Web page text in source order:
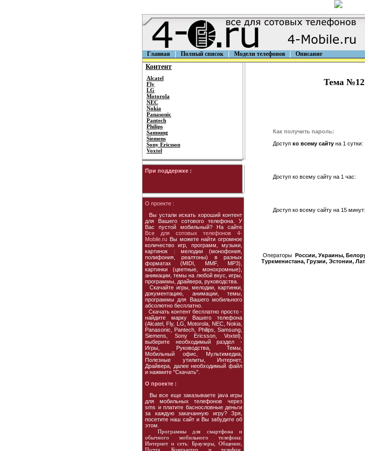
Главная Полный список Модели телефонов Описание
Контент
Alcatel
Fly
LG
Motorola
NEC
Nokia
Panasonic
Pantech
Philips
Samsung
Siemens
Sony Ericsson
Voxtel
При поддержке :
О проекте :
Вы устали искать хороший контент
для Вашего сотового телефона. У
Вас пустой мобильный? На сайте
Все для сотовых телефонов 4-
Mobile.ru Вы можете найти огромное
количество игр, программ, музыки,
картинок : мелодии (монофония,
полифония, реалтоны) в разных
форматах (MIDI, MMF, MP3),
картинки (цветные, монохромные),
анимации, темы на любой вкус, игры,
программы, драйвера, руководства.
Скачайте игры, мелодии, картинки,
документацию, анимации, темы,
программы для Вашего мобильного
абсолютно бесплатно.
Скачать контент бесплатно просто -
найдите марку Вашего телефона
(Alcatel, Fly, LG, Motorola, NEC, Nokia,
Panasonic, Pantech, Philips, Samsung,
Siemens, Sony Ericsson, Voxtel),
выберите необходимый раздел -
Игры, Руководства, Темы,
Мобильный офис, Мультимедиа,
Полезные утилиты, Интернет,
Драйвера, далее необходимый файл
и нажмите "Скачать".
О проекте :
Вы все еще заказываете java игры
для мобильных телефонов через
sms и платите баснословные деньги
за каждую закачанную игру? Зря,
посетите наш сайт и Вы забудите об
этом.
Программы для смартфона и
обычного мобильного телефона:
Интернет и сеть: Браузеры, Общение,
Почта. Компьютер и телефон.
Тема №12
Как получить пароль:
Доступ ко всему сайтуна 1 сутки:
Доступ ко всему сайту на 1 час:
Доступ ко всему сайту на 15 минут:
Операторы России, Украины,
Туркменистана, Грузии, Эстонии,